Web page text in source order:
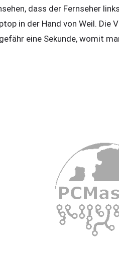
dass der Fernseher
in der Hand von Weil. Die
eine Sekunde, womit